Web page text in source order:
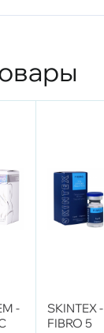
-
SKINTEX -
FIBRO 5